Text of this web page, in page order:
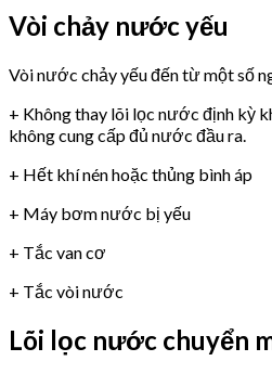
Vòi chảy nước yếu
Vòi nước chảy yếu đến từ một số
+ Không thay lõi lọc nước định kỳ
không cung cấp đủ nước đầu ra.
+ Hết khí nén hoặc thủng bình áp
+ Máy bơm nước bị yếu
+ Tắc van cơ
+ Tắc vòi nước
Lõi lọc nước chuyển